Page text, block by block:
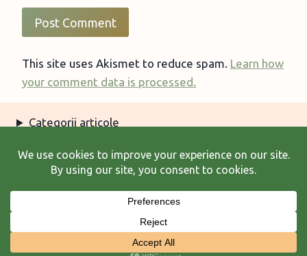
This site uses Akismet to reduce spam. Learn how
your comment data is processed.
Categorii articole
Arhiva articole